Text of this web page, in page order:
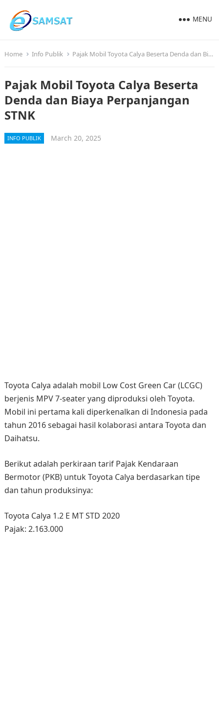
MENU
Home Info Publik Pajak Mobil Toyota Calya Beserta Denda dan Biaya Perpanjangan STNK
Pajak Mobil Toyota Calya Beserta
Denda dan Biaya Perpanjangan
STNK
INFO PUBLIK March 20, 2025
Toyota Calya adalah mobil Low Cost Green Car (LCGC)
berjenis MPV 7-seater yang diproduksi oleh Toyota.
Mobil ini pertama kali diperkenalkan di Indonesia pada
tahun 2016 sebagai hasil kolaborasi antara Toyota dan
Daihatsu.
Berikut adalah perkiraan tarif Pajak Kendaraan
Bermotor (PKB) untuk Toyota Calya berdasarkan tipe
dan tahun produksinya:
Toyota Calya 1.2 E MT STD 2020
Pajak: 2.163.000